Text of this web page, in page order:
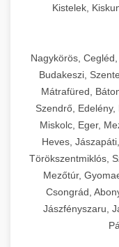
forgalmú
ciklusok
🧀 27.
élelmiszer-
méretek
🍳
Teljes körű
Minden, ami
Kistelek,
Nagykörös,
Budakeszi,
Mátrafüred,
Szendrő, Edelény,
Miskolc, Eger,
Heves,
Törökszentmiklós,
Mezőtúr,
Csongrád,
Jászfényszaru,